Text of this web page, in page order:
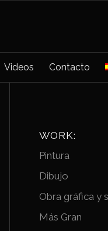
Videos Contacto
WORK:
Pintura
Dibujo
Obra gráfica y
Más Gran